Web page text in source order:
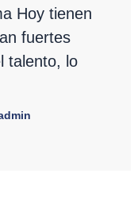
Hoy tienen
fuertes
talento, lo